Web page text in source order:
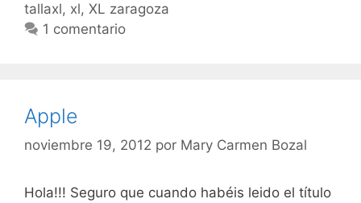
tallaxl, xl, XL zaragoza
1 comentario
Apple
noviembre 19, 2012 por Mary Carmen Bozal
Hola!!! Seguro que cuando habéis leido el título